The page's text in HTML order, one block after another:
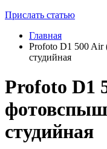
Прислать статью
Главная
Profoto D1 500 Air
студийная
Profoto D1
студийная